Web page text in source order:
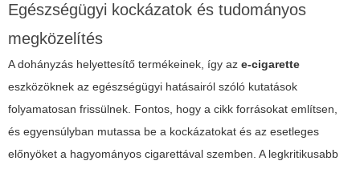
Egészségügyi kockázatok és tudományos
megközelítés
A dohányzás helyettesítő termékeinek, így az e-cigarette
eszközöknek az egészségügyi hatásairól szóló kutatások
folyamatosan frissülnek. Fontos, hogy a cikk forrásokat említsen,
és egyensúlyban mutassa be a kockázatokat és az esetleges
előnyöket a hagyományos cigarettával szemben. A legkritikusabb